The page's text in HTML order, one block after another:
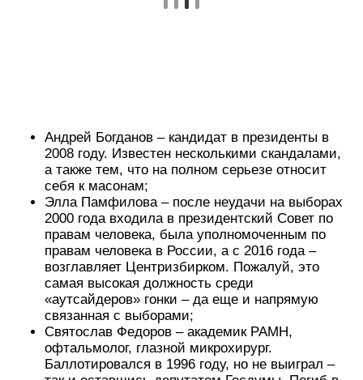
Андрей Богданов – кандидат в президенты в
2008 году. Известен несколькими скандалами,
а также тем, что на полном серьезе относит
себя к масонам;
Элла Памфилова – после неудачи на выборах
2000 года входила в президентский Совет по
правам человека, была уполномоченным по
правам человека в России, а с 2016 года –
возглавляет Центризбирком. Пожалуй, это
самая высокая должность среди
«аутсайдеров» гонки – да еще и напрямую
связанная с выборами;
Святослав Федоров – академик РАМН,
офтальмолог, глазной микрохирург.
Баллотировался в 1996 году, но не выиграл –